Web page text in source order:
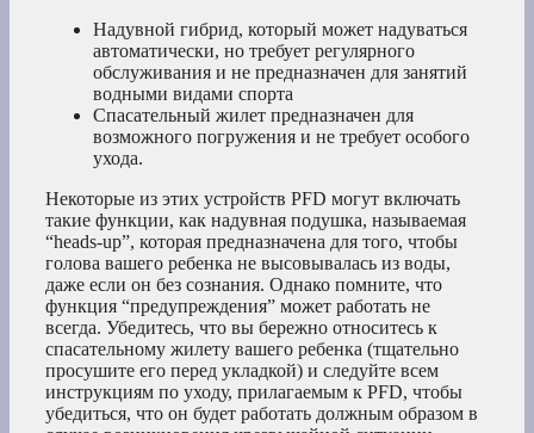
Надувной гибрид, который может надуваться
автоматически, но требует регулярного
обслуживания и не предназначен для занятий
водными видами спорта
Спасательный жилет предназначен для
возможного погружения и не требует особого
ухода.
Некоторые из этих устройств PFD могут включать
такие функции, как надувная подушка, называемая
“heads-up”, которая предназначена для того, чтобы
голова вашего ребенка не высовывалась из воды,
даже если он без сознания. Однако помните, что
функция “предупреждения” может работать не
всегда. Убедитесь, что вы бережно относитесь к
спасательному жилету вашего ребенка (тщательно
просушите его перед укладкой) и следуйте всем
инструкциям по уходу, прилагаемым к PFD, чтобы
убедиться, что он будет работать должным образом в